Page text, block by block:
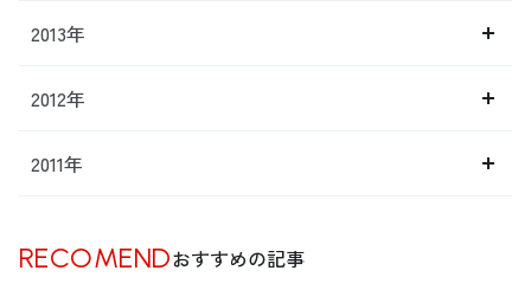
2013年
2012年
2011年
RECOMENDおすすめの記事